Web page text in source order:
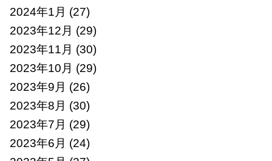
2024年1月 (27)
2023年12月 (29)
2023年11月 (30)
2023年10月 (29)
2023年9月 (26)
2023年8月 (30)
2023年7月 (29)
2023年6月 (24)